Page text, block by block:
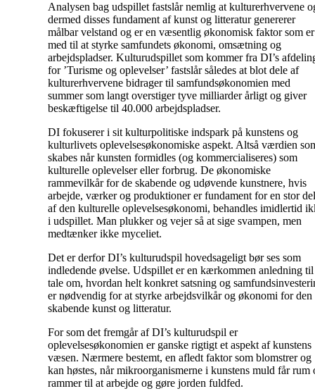
Analysen bag udspillet fastslår nemlig at kulturerhvervene
dermed disses fundament af kunst og litteratur genererer
målbar velstand og er en væsentlig økonomisk faktor som er
med til at styrke samfundets økonomi, omsætning og
arbejdspladser. Kulturudspillet som kommer fra DI’s
for ’Turisme og oplevelser’ fastslår således at blot dele af
kulturerhvervene bidrager til samfundsøkonomien med
summer som langt overstiger tyve milliarder årligt og giver
beskæftigelse til 40.000 arbejdspladser.
DI fokuserer i sit kulturpolitiske indspark på kunstens og
kulturlivets oplevelsesøkonomiske aspekt. Altså værdien
skabes når kunsten formidles (og kommercialiseres) som
kulturelle oplevelser eller forbrug. De økonomiske
rammevilkår for de skabende og udøvende kunstnere, hvis
arbejde, værker og produktioner er fundament for en stor del
af den kulturelle oplevelsesøkonomi, behandles imidlertid
i udspillet. Man plukker og vejer så at sige svampen, men
medtænker ikke myceliet.
Det er derfor DI’s kulturudspil hovedsageligt bør ses som
indledende øvelse. Udspillet er en kærkommen anledning til
tale om, hvordan helt konkret satsning og
er nødvendig for at styrke arbejdsvilkår og økonomi for den
skabende kunst og litteratur.
For som det fremgår af DI’s kulturudspil er
oplevelsesøkonomien er ganske rigtigt et aspekt af kunstens
væsen. Nærmere bestemt, en afledt faktor som blomstrer og
kan høstes, når mikroorganismerne i kunstens muld får rum
rammer til at arbejde og gøre jorden fuldfed.